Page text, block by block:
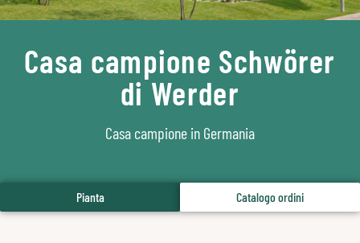
Casa campione Schwörer
di Werder
Casa campione in Germania
Pianta Catalogo ordini